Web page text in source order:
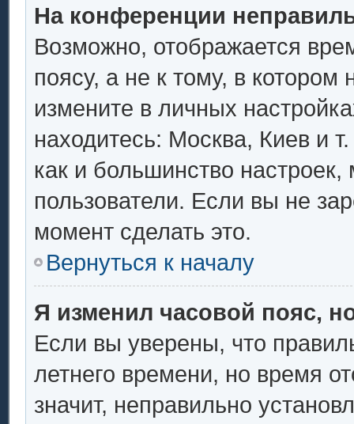
На конференции
Возможно, отображается
поясу, а не к тому, в
измените в личных
находитесь: Москва, Киев и
как и большинство настроек,
пользователи. Если вы не
момент сделать это.
Вернуться к началу
Я изменил часовой пояс,
Если вы уверены, что
летнего времени, но время
значит, неправильно